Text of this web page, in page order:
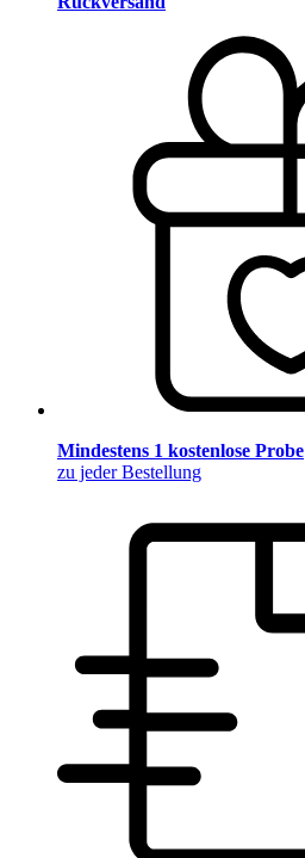
Mindestens 1 kostenlose Probe
zu jeder Bestellung